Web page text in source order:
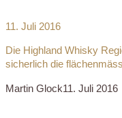
11. Juli 2016
Die Highland Whisky
sicherlich die
Martin Glock11. Juli 2016